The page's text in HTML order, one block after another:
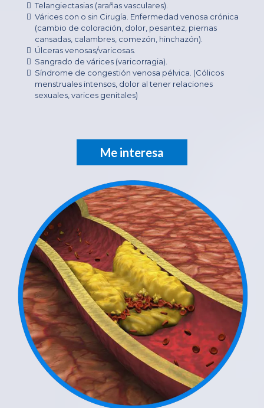
Telangiectasias (arañas vasculares).
Várices con o sin Cirugía. Enfermedad venosa crónica
(cambio de coloración, dolor, pesantez, piernas
cansadas, calambres, comezón, hinchazón).
Úlceras venosas/varicosas.
Sangrado de várices (varicorragia).
Síndrome de congestión venosa pélvica. (Cólicos
menstruales intensos, dolor al tener relaciones
sexuales, varices genitales)
Me interesa